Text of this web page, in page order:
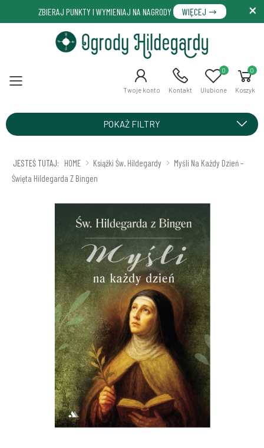
ZBIERAJ PUNKTY I WYMIENIAJ NA NAGRODY WIĘCEJ
Menu Twoje konto Kontakt Ulubione
0 0
Koszyk
POKAŻ FILTRY
JESTEŚ TUTAJ: HOME Książki Św. Hildegardy
Myśli Na Każdy Dzień –
Święta Hildegarda Z Bingen